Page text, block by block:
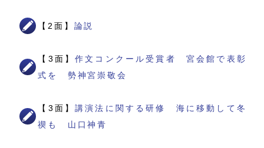
【2面】 論説
【3面】作文コンクール受賞者 宮会館で表彰
式を 勢神宮崇敬会
【3面】講演法に関する研修 海に移動して冬
禊も 山口神青